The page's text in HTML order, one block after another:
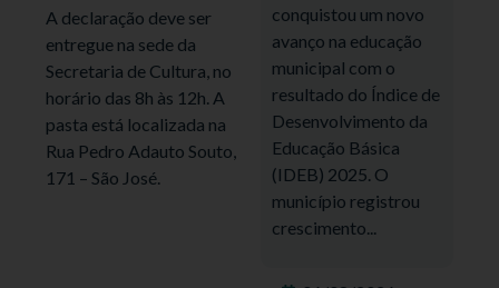
A declaração deve ser
entregue na sede da
Secretaria de Cultura, no
horário das 8h às 12h. A
pasta está localizada na
Rua Pedro Adauto Souto,
171 – São José.
conquistou um novo
avanço na educação
municipal com o
resultado do Índice de
Desenvolvimento da
Educação Básica
(IDEB) 2025. O
município registrou
crescimento...